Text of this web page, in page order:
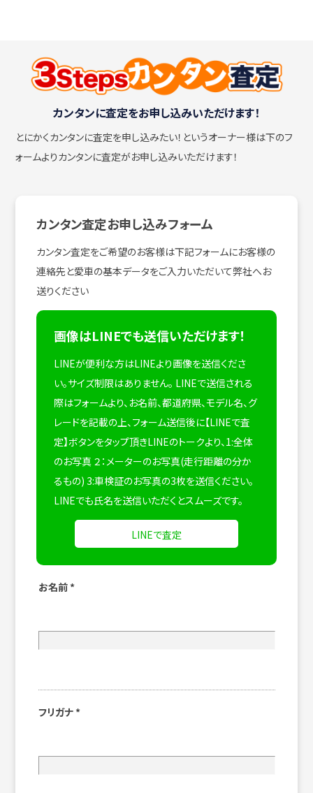
カンタンに査定をお申し込みいただけます！
とにかくカンタンに査定を申し込みたい！ というオーナー様は下のフ
ォームよりカンタンに査定がお申し込みいただけます！
カンタン査定お申し込みフォーム
カンタン査定をご希望のお客様は下記フォームにお客様の
連絡先と愛車の基本データをご入力いただいて弊社へお
送りください
画像はLINEでも送信いただけます！
LINEが便利な方はLINEより画像を送信くださ
い。サイズ制限はありません。 LINEで送信される
際はフォームより、お名前、都道府県、モデル名、グ
レードを記載の上、フォーム送信後に【LINEで査
定】ボタンをタップ頂きLINEのトークより、1:全体
のお写真 ２：メーターのお写真(走行距離の分か
るもの) 3:車検証のお写真の3枚を送信ください。
LINEでも氏名を送信いただくとスムーズです。
LINEで査定
お名前 *
フリガナ *